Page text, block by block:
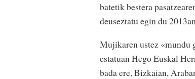
batetik bestera
deuseztatu egin du
Mujikaren ustez «mundu
estatuan Hego Euskal
bada ere, Bizkaian,